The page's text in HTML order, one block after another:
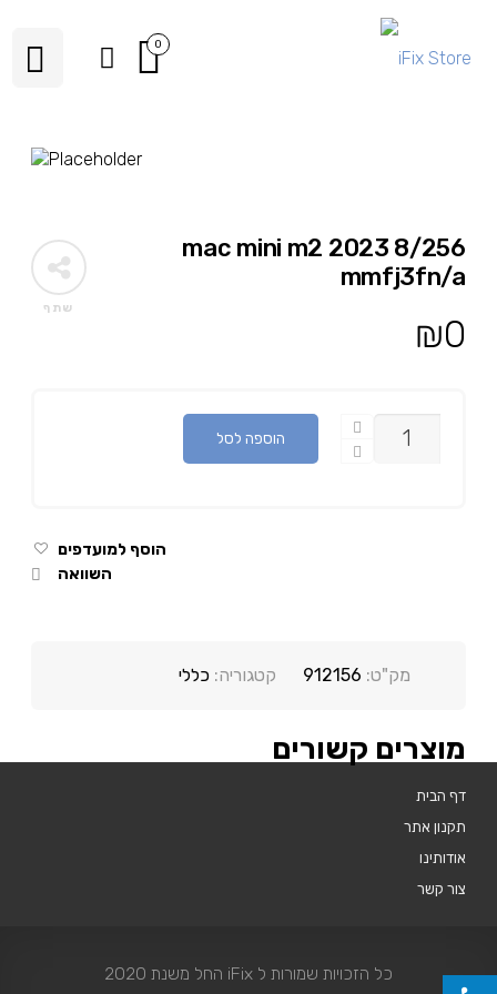
0
שתף
mac mini m2 2023 8/256
mmfj3fn/a
₪0
כמות
הוספה לסל
הוסף למועדפים
השוואה
מק"ט: 912156 קטגוריה:כללי
מוצרים קשורים
דף הבית
תקנון אתר
אודותינו
צור קשר
כל הזכויות שמורות ל iFix החל משנת 2020